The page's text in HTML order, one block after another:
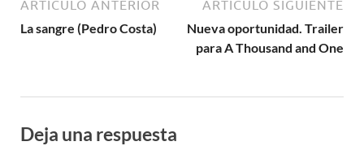
ARTÍCULO ANTERIOR
La sangre (Pedro Costa)
ARTÍCULO SIGUIENTE
Nueva oportunidad. Trailer
para A Thousand and One
Deja una respuesta